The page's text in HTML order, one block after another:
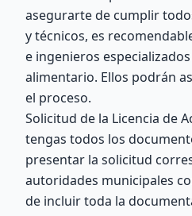
asegurarte de cumplir
y técnicos, es
e ingenieros
alimentario. Ellos podrán
el proceso.
Solicitud de la Licencia de
tengas todos los
presentar la solicitud
autoridades municipales
de incluir toda la